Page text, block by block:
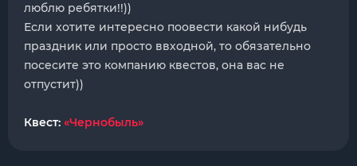
люблю ребятки!!))
Если хотите интересно поовести какой нибудь
праздник или просто ввходной, то обязательно
посесите это компанию квестов, она вас не
отпустит))
Квест: «Чернобыль»